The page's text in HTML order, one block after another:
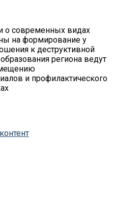
о современных видах
на формирование у
к деструктивной
региона ведут
и профилактического